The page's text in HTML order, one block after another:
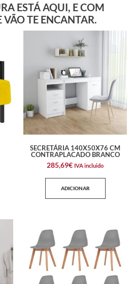
ESTÁ AQUI, E COM
VÃO TE ENCANTAR.
SECRETÁRIA 140X50X76 CM
CONTRAPLACADO BRANCO
285,69€ IVA incluido
ADICIONAR